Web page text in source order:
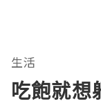
生活
吃飽就想